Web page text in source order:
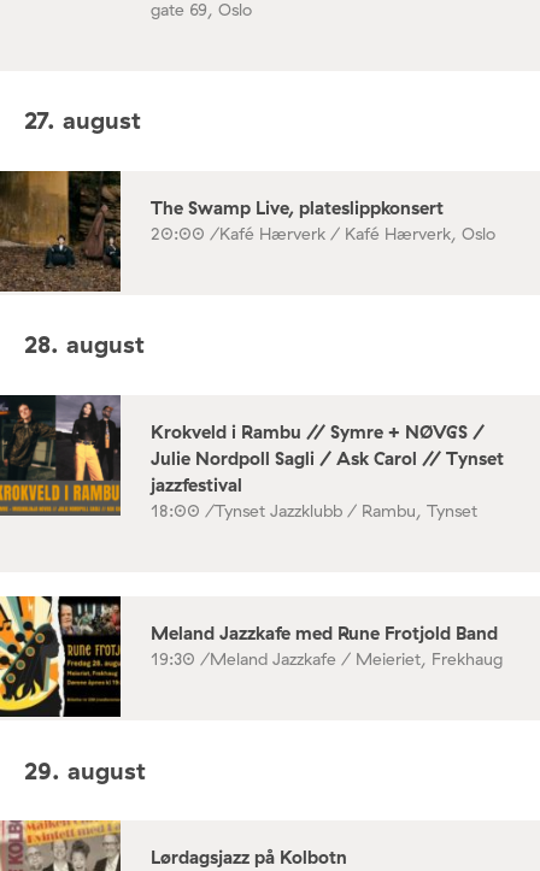
gate 69, Oslo
27. august
The Swamp Live, plateslippkonsert
20:00 /Kafé Hærverk / Kafé Hærverk, Oslo
28. august
Krokveld i Rambu // Symre + NØVGS /
Julie Nordpoll Sagli / Ask Carol // Tynset
jazzfestival
18:00 /Tynset Jazzklubb / Rambu, Tynset
Meland Jazzkafe med Rune Frotjold Band
19:30 /Meland Jazzkafe / Meieriet, Frekhaug
29. august
Lørdagsjazz på Kolbotn